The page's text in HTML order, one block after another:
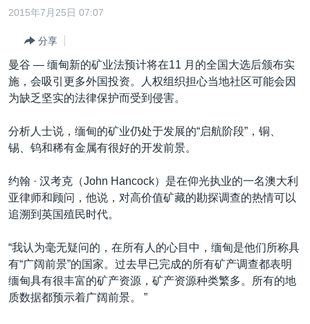
容
到
导
航
到
索
最新国际新闻
印太
中东
非洲
全球议题
分类新闻
经济·金融·贸易
人权·法律·宗教
军事
环境
美中关系
热点专题
国会报道
美国建国250周年
埃博拉疫情
美国之音专访
重要讲话与声明
台海两岸关系
VOA今日焦点
关注我们
其他语言网站
2015年7月25日 07:07
分享
曼谷 — 缅甸新的矿业法预计将在11 月的全国大选后颁布实
施，会吸引更多外国投资。人权组织担心当地社区可能会因
为缺乏坚实的法律保护而受到侵害。
分析人士说，缅甸的矿业仍处于发展的“启航阶段”，铜、
锡、钨和稀有金属有很好的开发前景。
约翰 · 汉考克（John Hancock）是在仰光执业的一名澳大利
亚律师和顾问，他说，对高价值矿藏的勘探调查的热情可以
追溯到英国殖民时代。
“我认为毫无疑问的，在所有人的心目中，缅甸是他们所称具
有“广阔前景”的国家。过去早已完成的所有矿产调查都表明
缅甸具有很丰富的矿产资源，矿产资源种类繁多。所有的地
质数据都预示着广阔前景。 ”